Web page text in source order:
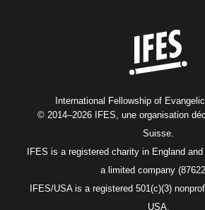
International Fellowship of
© 2014–2026 IFES, une organisation
Suisse.
IFES is a registered charity in England
a limited company
IFES/USA is a registered 501(c)(3)
USA.